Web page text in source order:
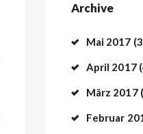
Archive
Mai 2017
April 2017
März 2017
Februar